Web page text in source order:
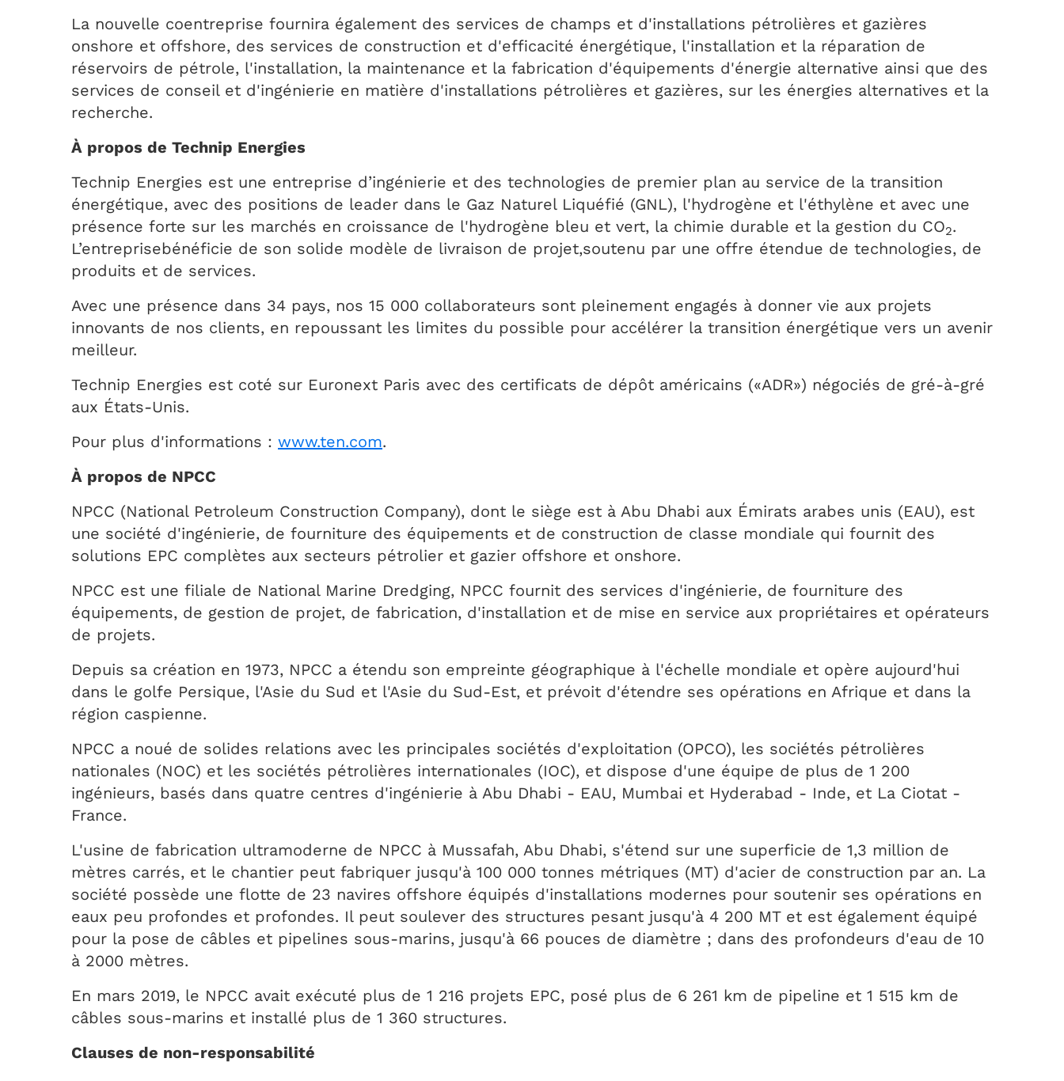
La nouvelle coentreprise fournira également des services de champs et d'installations pétrolières et gazières
onshore et offshore, des services de construction et d'efficacité énergétique, l'installation et la réparation de
réservoirs de pétrole, l'installation, la maintenance et la fabrication d'équipements d'énergie alternative ainsi que des
services de conseil et d'ingénierie en matière d'installations pétrolières et gazières, sur les énergies alternatives et la
recherche.
À propos de Technip Energies
Technip Energies est une entreprise d’ingénierie et des technologies de premier plan au service de la transition
énergétique, avec des positions de leader dans le Gaz Naturel Liquéfié (GNL), l'hydrogène et l'éthylène et avec une
présence forte sur les marchés en croissance de l'hydrogène bleu et vert, la chimie durable et la gestion du CO2.
L’entreprisebénéficie de son solide modèle de livraison de projet,soutenu par une offre étendue de technologies, de
produits et de services.
Avec une présence dans 34 pays, nos 15 000 collaborateurs sont pleinement engagés à donner vie aux projets
innovants de nos clients, en repoussant les limites du possible pour accélérer la transition énergétique vers un avenir
meilleur.
Technip Energies est coté sur Euronext Paris avec des certificats de dépôt américains («ADR») négociés de gré-à-gré
aux États-Unis.
Pour plus d'informations : www.ten.com.
À propos de NPCC
NPCC (National Petroleum Construction Company), dont le siège est à Abu Dhabi aux Émirats arabes unis (EAU), est
une société d'ingénierie, de fourniture des équipements et de construction de classe mondiale qui fournit des
solutions EPC complètes aux secteurs pétrolier et gazier offshore et onshore.
NPCC est une filiale de National Marine Dredging, NPCC fournit des services d'ingénierie, de fourniture des
équipements, de gestion de projet, de fabrication, d'installation et de mise en service aux propriétaires et opérateurs
de projets.
Depuis sa création en 1973, NPCC a étendu son empreinte géographique à l'échelle mondiale et opère aujourd'hui
dans le golfe Persique, l'Asie du Sud et l'Asie du Sud-Est, et prévoit d'étendre ses opérations en Afrique et dans la
région caspienne.
NPCC a noué de solides relations avec les principales sociétés d'exploitation (OPCO), les sociétés pétrolières
nationales (NOC) et les sociétés pétrolières internationales (IOC), et dispose d'une équipe de plus de 1 200
ingénieurs, basés dans quatre centres d'ingénierie à Abu Dhabi - EAU, Mumbai et Hyderabad - Inde, et La Ciotat -
France.
L'usine de fabrication ultramoderne de NPCC à Mussafah, Abu Dhabi, s'étend sur une superficie de 1,3 million de
mètres carrés, et le chantier peut fabriquer jusqu'à 100 000 tonnes métriques (MT) d'acier de construction par an. La
société possède une flotte de 23 navires offshore équipés d'installations modernes pour soutenir ses opérations en
eaux peu profondes et profondes. Il peut soulever des structures pesant jusqu'à 4 200 MT et est également équipé
pour la pose de câbles et pipelines sous-marins, jusqu'à 66 pouces de diamètre ; dans des profondeurs d'eau de 10
à 2000 mètres.
En mars 2019, le NPCC avait exécuté plus de 1 216 projets EPC, posé plus de 6 261 km de pipeline et 1 515 km de
câbles sous-marins et installé plus de 1 360 structures.
Clauses de non-responsabilité